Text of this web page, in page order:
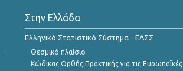
Στην Ελλάδα
Ελληνικό Στατιστικό Σύστημα - ΕΛΣΣ
Θεσμικό πλαίσιο
Κώδικας Ορθής Πρακτικής για τις Ευρωπαϊκές